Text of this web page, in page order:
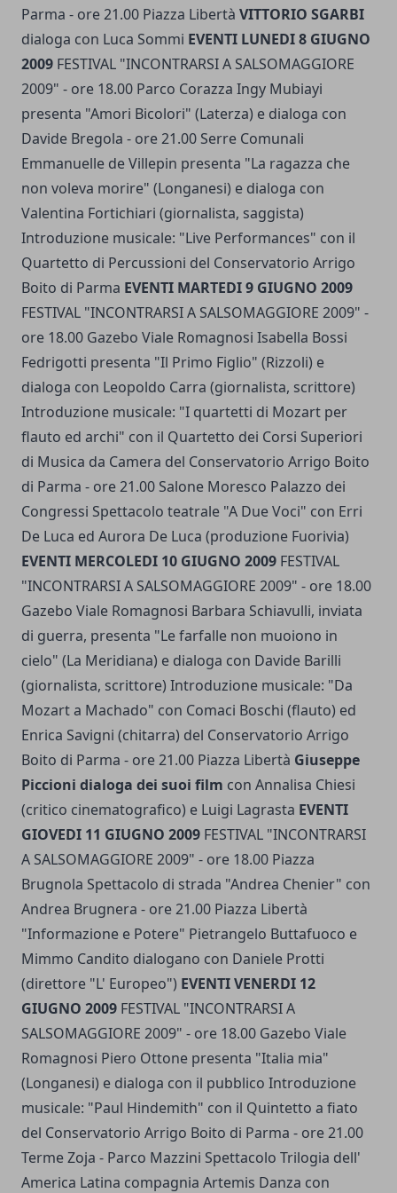
Parma - ore 21.00 Piazza Libertà VITTORIO SGARBI
dialoga con Luca Sommi EVENTI LUNEDI 8 GIUGNO
2009 FESTIVAL "INCONTRARSI A SALSOMAGGIORE
2009" - ore 18.00 Parco Corazza Ingy Mubiayi
presenta "Amori Bicolori" (Laterza) e dialoga con
Davide Bregola - ore 21.00 Serre Comunali
Emmanuelle de Villepin presenta "La ragazza che
non voleva morire" (Longanesi) e dialoga con
Valentina Fortichiari (giornalista, saggista)
Introduzione musicale: "Live Performances" con il
Quartetto di Percussioni del Conservatorio Arrigo
Boito di Parma EVENTI MARTEDI 9 GIUGNO 2009
FESTIVAL "INCONTRARSI A SALSOMAGGIORE 2009" -
ore 18.00 Gazebo Viale Romagnosi Isabella Bossi
Fedrigotti presenta "Il Primo Figlio" (Rizzoli) e
dialoga con Leopoldo Carra (giornalista, scrittore)
Introduzione musicale: "I quartetti di Mozart per
flauto ed archi" con il Quartetto dei Corsi Superiori
di Musica da Camera del Conservatorio Arrigo Boito
di Parma - ore 21.00 Salone Moresco Palazzo dei
Congressi Spettacolo teatrale "A Due Voci" con Erri
De Luca ed Aurora De Luca (produzione Fuorivia)
EVENTI MERCOLEDI 10 GIUGNO 2009 FESTIVAL
"INCONTRARSI A SALSOMAGGIORE 2009" - ore 18.00
Gazebo Viale Romagnosi Barbara Schiavulli, inviata
di guerra, presenta "Le farfalle non muoiono in
cielo" (La Meridiana) e dialoga con Davide Barilli
(giornalista, scrittore) Introduzione musicale: "Da
Mozart a Machado" con Comaci Boschi (flauto) ed
Enrica Savigni (chitarra) del Conservatorio Arrigo
Boito di Parma - ore 21.00 Piazza Libertà Giuseppe
Piccioni dialoga dei suoi film con Annalisa Chiesi
(critico cinematografico) e Luigi Lagrasta EVENTI
GIOVEDI 11 GIUGNO 2009 FESTIVAL "INCONTRARSI
A SALSOMAGGIORE 2009" - ore 18.00 Piazza
Brugnola Spettacolo di strada "Andrea Chenier" con
Andrea Brugnera - ore 21.00 Piazza Libertà
"Informazione e Potere" Pietrangelo Buttafuoco e
Mimmo Candito dialogano con Daniele Protti
(direttore "L' Europeo") EVENTI VENERDI 12
GIUGNO 2009 FESTIVAL "INCONTRARSI A
SALSOMAGGIORE 2009" - ore 18.00 Gazebo Viale
Romagnosi Piero Ottone presenta "Italia mia"
(Longanesi) e dialoga con il pubblico Introduzione
musicale: "Paul Hindemith" con il Quintetto a fiato
del Conservatorio Arrigo Boito di Parma - ore 21.00
Terme Zoja - Parco Mazzini Spettacolo Trilogia dell'
America Latina compagnia Artemis Danza con